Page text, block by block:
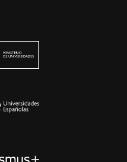
Conferencia de